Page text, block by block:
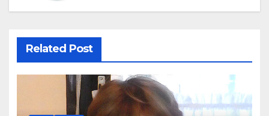
Related Post